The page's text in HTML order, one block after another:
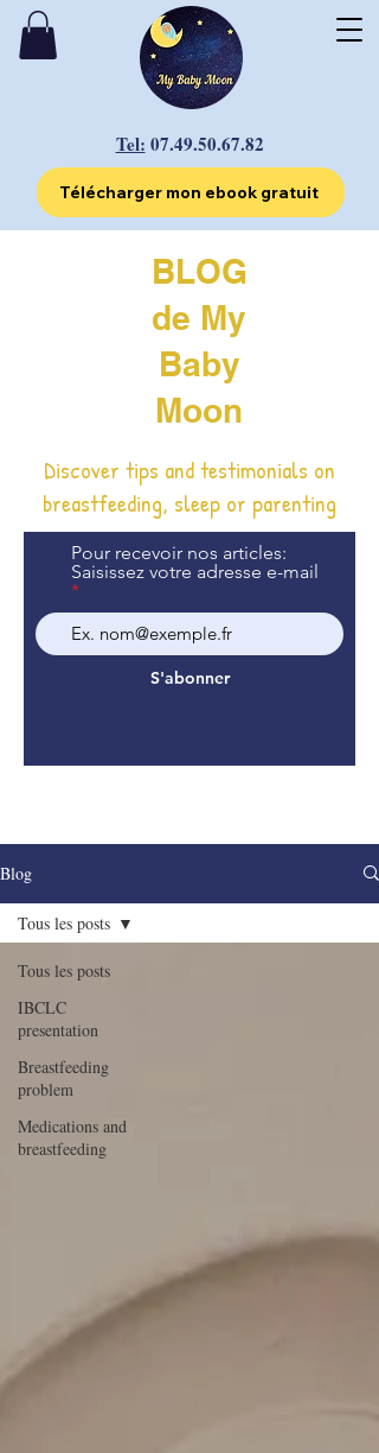
Tel: 07.49.50.67.82
Télécharger mon ebook gratuit
BLOG
de My
Baby
Moon
Discover tips and testimonials on
breastfeeding, sleep or parenting
Pour recevoir nos articles:
Saisissez votre adresse e-mail
S'abonner
Blog
Tous les posts
IBCLC
presentation
Breastfeeding
problem
Medications and
breastfeeding
Tous les posts